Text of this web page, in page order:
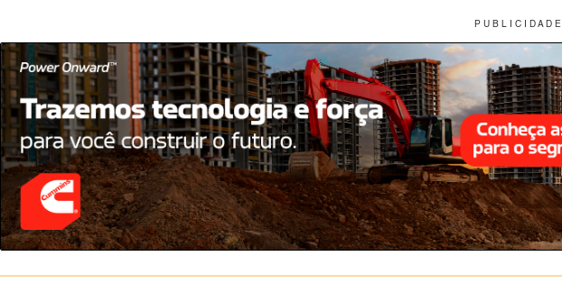
P U B L I C I D A D E